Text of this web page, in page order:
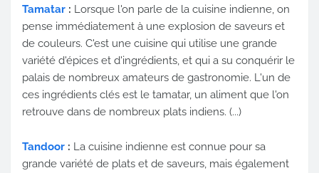
Tamatar : Lorsque l'on parle de la cuisine indienne, on
pense immédiatement à une explosion de saveurs et
de couleurs. C'est une cuisine qui utilise une grande
variété d'épices et d'ingrédients, et qui a su conquérir le
palais de nombreux amateurs de gastronomie. L'un de
ces ingrédients clés est le tamatar, un aliment que l'on
retrouve dans de nombreux plats indiens. (...)
Tandoor : La cuisine indienne est connue pour sa
grande variété de plats et de saveurs, mais également